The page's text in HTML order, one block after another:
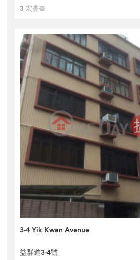
3 宏豐臺
3-4 Yik Kwan Avenue
益群道3-4號